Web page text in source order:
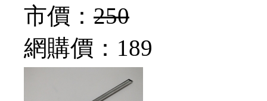
市價： 250
網購價： 189